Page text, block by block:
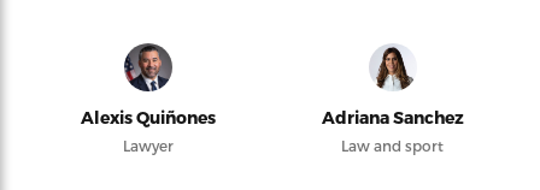
Alexis Quiñones
Lawyer
Adriana Sanchez
Law and sport